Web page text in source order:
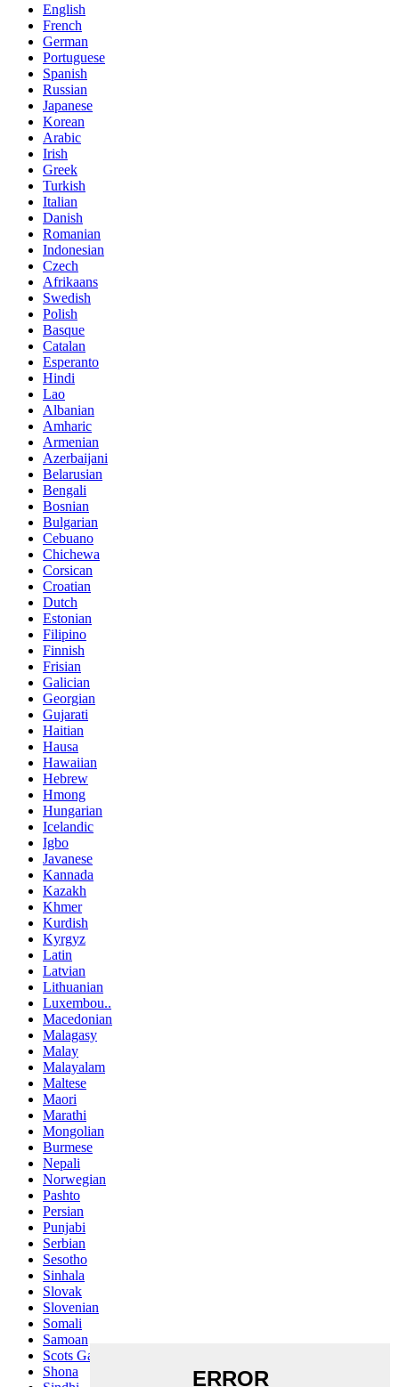
English
French
German
Portuguese
Spanish
Russian
Japanese
Korean
Arabic
Irish
Greek
Turkish
Italian
Danish
Romanian
Indonesian
Czech
Afrikaans
Swedish
Polish
Basque
Catalan
Esperanto
Hindi
Lao
Albanian
Amharic
Armenian
Azerbaijani
Belarusian
Bengali
Bosnian
Bulgarian
Cebuano
Chichewa
Corsican
Croatian
Dutch
Estonian
Filipino
Finnish
Frisian
Galician
Georgian
Gujarati
Haitian
Hausa
Hawaiian
Hebrew
Hmong
Hungarian
Icelandic
Igbo
Javanese
Kannada
Kazakh
Khmer
Kurdish
Kyrgyz
Latin
Latvian
Lithuanian
Luxembou..
Macedonian
Malagasy
Malay
Malayalam
Maltese
Maori
Marathi
Mongolian
Burmese
Nepali
Norwegian
Pashto
Persian
Punjabi
Serbian
Sesotho
Sinhala
Slovak
Slovenian
Somali
Samoan
Scots Gaelic
Shona